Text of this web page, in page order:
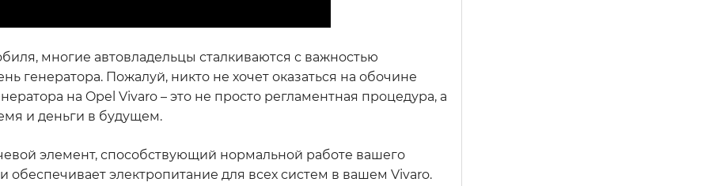
многие автовладельцы сталкиваются с важностью
генератора. Пожалуй, никто не хочет оказаться на обочине
на Opel Vivaro – это не просто регламентная процедура, а
и деньги в будущем.
элемент, способствующий нормальной работе вашего
обеспечивает электропитание для всех систем в вашем Vivaro.